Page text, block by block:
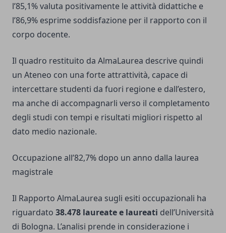
l’85,1% valuta positivamente le attività didattiche e
l’86,9% esprime soddisfazione per il rapporto con il
corpo docente.
Il quadro restituito da AlmaLaurea descrive quindi
un Ateneo con una forte attrattività, capace di
intercettare studenti da fuori regione e dall’estero,
ma anche di accompagnarli verso il completamento
degli studi con tempi e risultati migliori rispetto al
dato medio nazionale.
Occupazione all’82,7% dopo un anno dalla laurea
magistrale
Il Rapporto AlmaLaurea sugli esiti occupazionali ha
riguardato 38.478 laureate e laureati dell’Università
di Bologna. L’analisi prende in considerazione i